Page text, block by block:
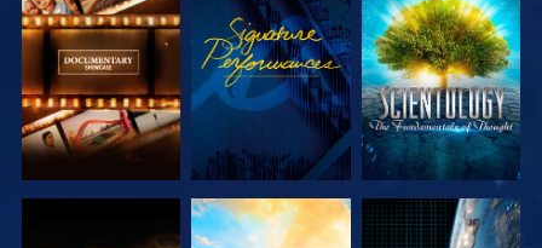
SERIE
ENTDECKEN
ANSEHEN
SERIE
ENTDECKEN